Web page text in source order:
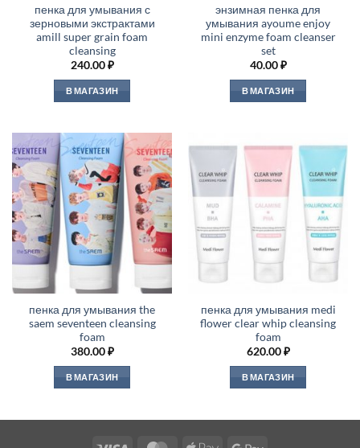
пенка для умывания с
зерновыми экстрактами
amill super grain foam
cleansing
240.00₽
В МАГАЗИН
энзимная пенка для
умывания ayoume enjoy
mini enzyme foam cleanser
set
40.00₽
В МАГАЗИН
пенка для умывания the
saem seventeen cleansing
foam
380.00₽
В МАГАЗИН
пенка для умывания medi
flower clear whip cleansing
foam
620.00₽
В МАГАЗИН